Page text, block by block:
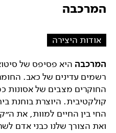
המרכבה
אודות היצירה
המרכבה היא פסיפס של
רשמים עדינים של כאב.
החוקרים מצבים של אסונות
קולקטיבית. היוצרת בוחנת
החי בין החיים למוות, את
ואת הצורך שלנו כבני אדם